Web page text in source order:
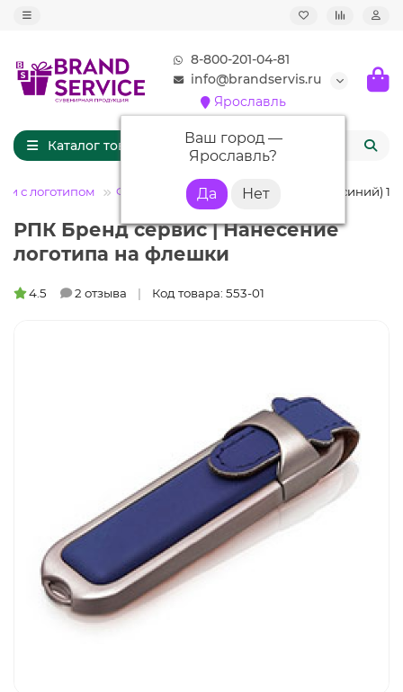
8-800-201-04-81
info@brandservis.ru
Ярославль
Ваш город —
Ярославль?
Каталог товаров
с логотипом Флешки кожаные Флешка KJ010 (синий) 16
РПК Бренд сервис | Нанесение
логотипа на флешки
4.5 2 отзыва Код товара: 553-01